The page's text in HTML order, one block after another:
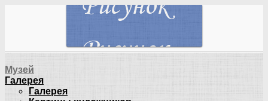
Музей
Галерея
Галерея